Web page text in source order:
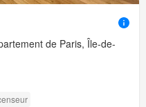
de Paris, Île-de-